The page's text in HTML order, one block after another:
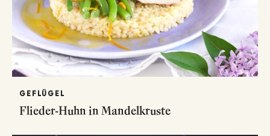
GEFLÜGEL
Flieder-Huhn in Mandelkruste